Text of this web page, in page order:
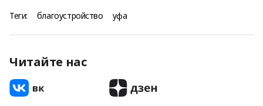
Теги: благоустройство уфа
Читайте нас